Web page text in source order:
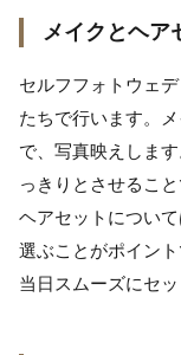
メイクとヘア
セルフフォトウェ
たちで行います。
で、写真映えしま
っきりとさせるこ
ヘアセットについ
選ぶことがポイン
当日スムーズにセッ